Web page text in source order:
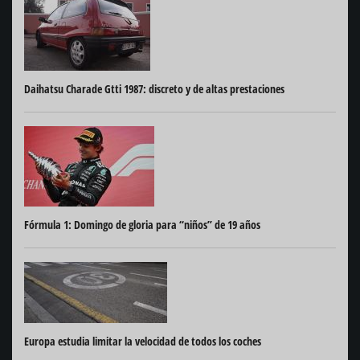
Daihatsu Charade Gtti 1987: discreto y de altas prestaciones
Fórmula 1: Domingo de gloria para “niños” de 19 años
Europa estudia limitar la velocidad de todos los coches